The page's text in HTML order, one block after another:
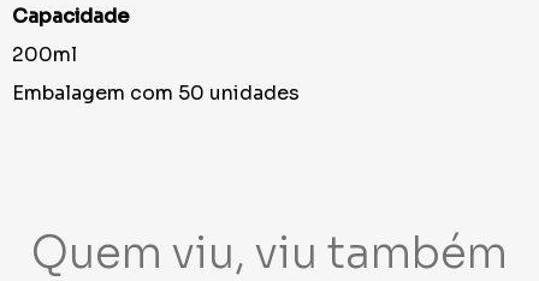
Capacidade
200ml
Embalagem com 50 unidades
Quem viu, viu também